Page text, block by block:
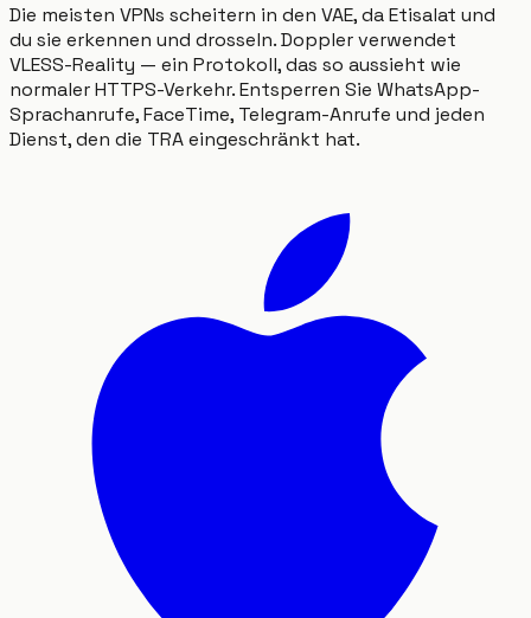
Die meisten VPNs scheitern in den VAE, da Etisalat und
du sie erkennen und drosseln. Doppler verwendet
VLESS-Reality — ein Protokoll, das so aussieht wie
normaler HTTPS-Verkehr. Entsperren Sie WhatsApp-
Sprachanrufe, FaceTime, Telegram-Anrufe und jeden
Dienst, den die TRA eingeschränkt hat.